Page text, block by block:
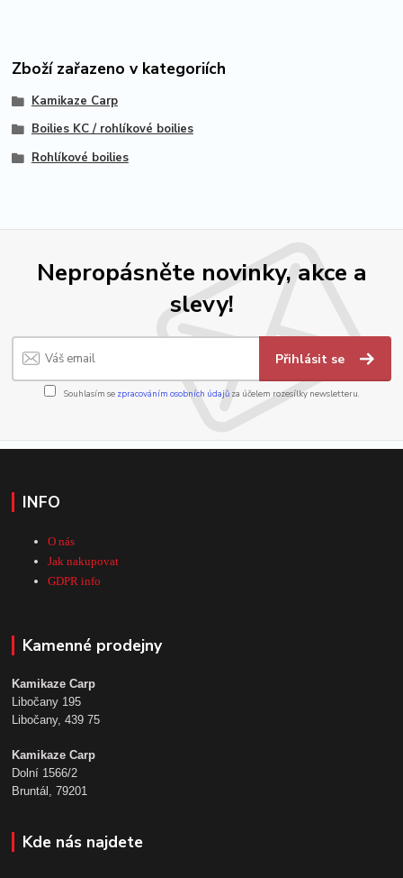
Zboží zařazeno v kategoriích
Kamikaze Carp
Boilies KC / rohlíkové boilies
Rohlíkové boilies
Nepropásněte novinky, akce a
slevy!
Přihlásit se
Souhlasím se zpracováním osobních údajůza účelem rozesílky newsletteru.
INFO
O nás
Jak nakupovat
GDPR info
Kamenné prodejny
Kamikaze Carp
Libočany 195
Libočany, 439 75
Kamikaze Carp
Dolní 1566/2
Bruntál, 79201
Kde nás najdete